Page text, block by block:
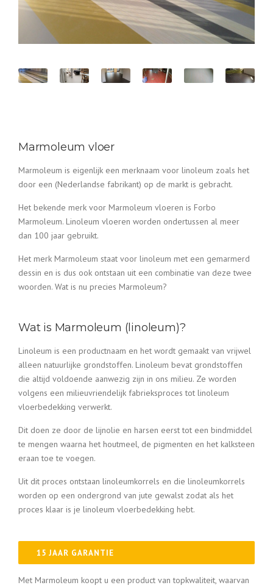
Marmoleum vloer
Marmoleum is eigenlijk een merknaam voor linoleum zoals het
door een (Nederlandse fabrikant) op de markt is gebracht.
Het bekende merk voor Marmoleum vloeren is Forbo
Marmoleum. Linoleum vloeren worden ondertussen al meer
dan 100 jaar gebruikt.
Het merk Marmoleum staat voor linoleum met een gemarmerd
dessin en is dus ook ontstaan uit een combinatie van deze twee
woorden. Wat is nu precies Marmoleum?
Wat is Marmoleum (linoleum)?
Linoleum is een productnaam en het wordt gemaakt van vrijwel
alleen natuurlijke grondstoffen. Linoleum bevat grondstoffen
die altijd voldoende aanwezig zijn in ons milieu. Ze worden
volgens een milieuvriendelijk fabrieksproces tot linoleum
vloerbedekking verwerkt.
Dit doen ze door de lijnolie en harsen eerst tot een bindmiddel
te mengen waarna het houtmeel, de pigmenten en het kalksteen
eraan toe te voegen.
Uit dit proces ontstaan linoleumkorrels en die linoleumkorrels
worden op een ondergrond van jute gewalst zodat als het
proces klaar is je linoleum vloerbedekking hebt.
15 JAAR GARANTIE
Met Marmoleum koopt u een product van topkwaliteit, waarvan